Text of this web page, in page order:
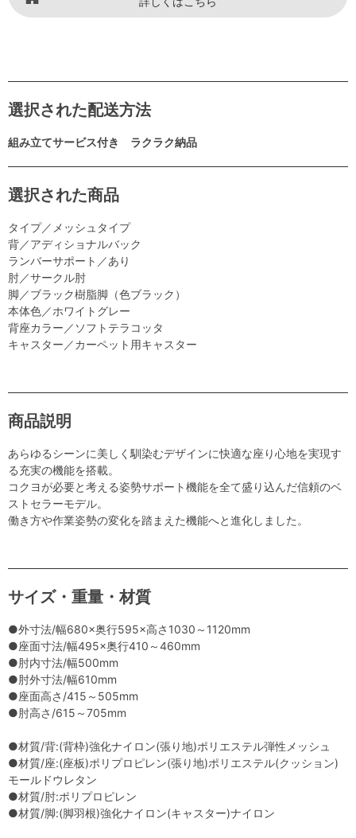
選択された配送方法
組み立てサービス付き ラクラク納品
選択された商品
タイプ／メッシュタイプ
背／アディショナルバック
ランバーサポート／あり
肘／サークル肘
脚／ブラック樹脂脚（色ブラック）
本体色／ホワイトグレー
背座カラー／ソフトテラコッタ
キャスター／カーペット用キャスター
商品説明
あらゆるシーンに美しく馴染むデザインに快適な座り心地を実現す
る充実の機能を搭載。
コクヨが必要と考える姿勢サポート機能を全て盛り込んだ信頼のベ
ストセラーモデル。
働き方や作業姿勢の変化を踏まえた機能へと進化しました。
サイズ・重量・材質
●外寸法/幅680×奥行595×高さ1030～1120mm
●座面寸法/幅495×奥行410～460mm
●肘内寸法/幅500mm
●肘外寸法/幅610mm
●座面高さ/415～505mm
●肘高さ/615～705mm
●材質/背:(背枠)強化ナイロン(張り地)ポリエステル弾性メッシュ
●材質/座:(座板)ポリプロピレン(張り地)ポリエステル(クッション)
モールドウレタン
●材質/肘:ポリプロピレン
●材質/脚:(脚羽根)強化ナイロン(キャスター)ナイロン